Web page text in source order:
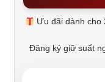
Ưu đãi dành
Đăng ký giữ suất